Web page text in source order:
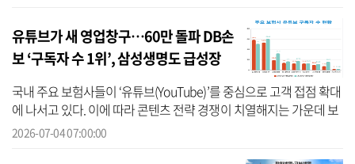
유튜브가 새 영업창구…60만 돌파 DB손
보 ‘구독자 수 1위’, 삼성생명도 급성장
국내 주요 보험사들이 ‘유튜브(YouTube)’를 중심으로 고객 접점 확대
에 나서고 있다. 이에 따라 콘텐츠 전략 경쟁이 치열해지는 가운데 보
험사별 채널 영향력 격차가 벌어지는 모양새다. 4일 유튜브 채널 구
2026-07-04 07:00:00